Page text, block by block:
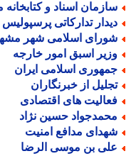
اسناد و کتابخانه ملی
تدارکاتی پرسپولیس
اسلامی شهر مشهد
اسبق امور خارجه
اسلامی ایران
از خبرنگاران
های اقتصادی
حسین نژاد
مدافع امنیت
بن موسی الرضا